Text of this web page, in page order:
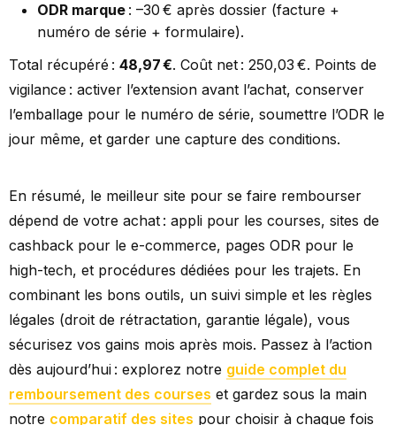
ODR marque : –30 € après dossier (facture +
numéro de série + formulaire).
Total récupéré : 48,97 €. Coût net : 250,03 €. Points de
vigilance : activer l’extension avant l’achat, conserver
l’emballage pour le numéro de série, soumettre l’ODR le
jour même, et garder une capture des conditions.
En résumé, le meilleur site pour se faire rembourser
dépend de votre achat : appli pour les courses, sites de
cashback pour le e-commerce, pages ODR pour le
high-tech, et procédures dédiées pour les trajets. En
combinant les bons outils, un suivi simple et les règles
légales (droit de rétractation, garantie légale), vous
sécurisez vos gains mois après mois. Passez à l’action
dès aujourd’hui : explorez notre guide complet du
remboursement des courses et gardez sous la main
notre comparatif des sites pour choisir à chaque fois